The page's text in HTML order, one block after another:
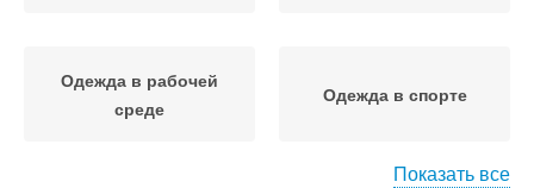
Одежда в рабочей
среде
Одежда в спорте
Показать все